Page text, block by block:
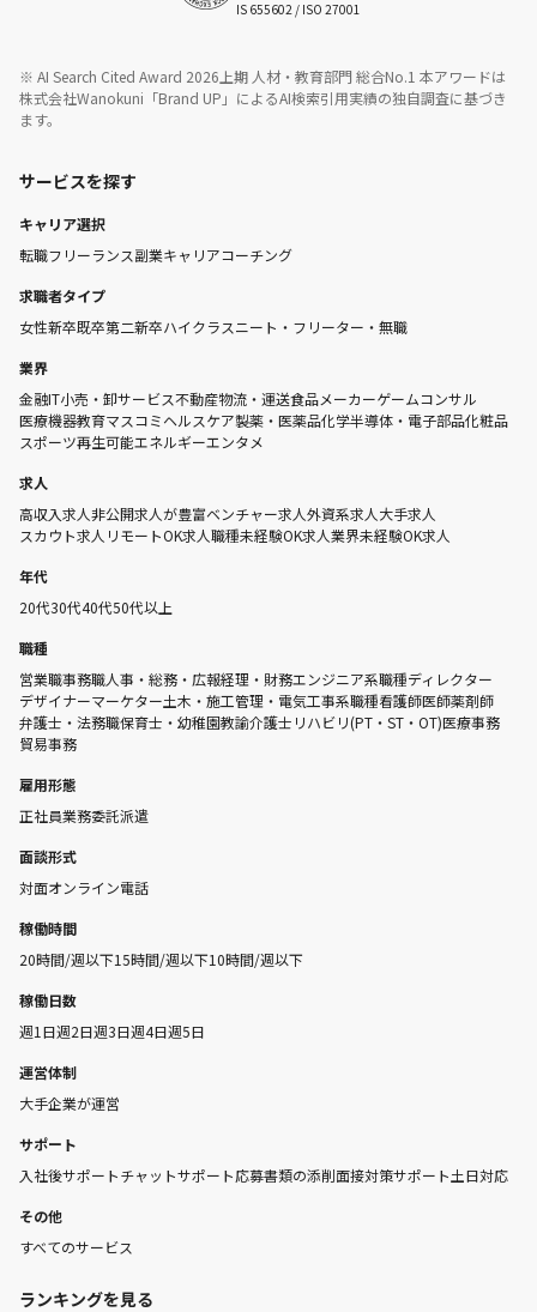
IS 655602 / ISO 27001
※ AI Search Cited Award 2026上期 人材・教育部門 総合No.1 本アワードは
株式会社Wanokuni「Brand UP」によるAI検索引用実績の独自調査に基づき
ます。
サービスを探す
キャリア選択
転職フリーランス副業キャリアコーチング
求職者タイプ
女性新卒既卒第二新卒ハイクラスニート・フリーター・無職
業界
金融IT小売・卸サービス不動産物流・運送食品メーカーゲームコンサル
医療機器教育マスコミヘルスケア製薬・医薬品化学半導体・電子部品化粧品
スポーツ再生可能エネルギーエンタメ
求人
高収入求人非公開求人が豊富ベンチャー求人外資系求人大手求人
スカウト求人 リモートOK求人職種未経験OK求人業界未経験OK求人
年代
20代30代40代50代以上
職種
営業職事務職人事・総務・広報経理・財務エンジニア系職種ディレクター
デザイナーマーケター土木・施工管理・電気工事系職種看護師医師薬剤師
弁護士・法務職保育士・幼稚園教諭介護士 リハビリ(PT・ST・OT)医療事務
貿易事務
雇用形態
正社員業務委託派遣
面談形式
対面オンライン電話
稼働時間
20時間/週以下15時間/週以下10時間/週以下
稼働日数
週1日週2日週3日週4日週5日
運営体制
大手企業が運営
サポート
入社後サポートチャットサポート応募書類の添削面接対策サポート土日対応
その他
すべてのサービス
ランキングを見る